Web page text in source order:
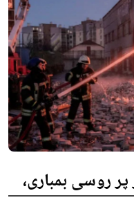
روسی بمباری،